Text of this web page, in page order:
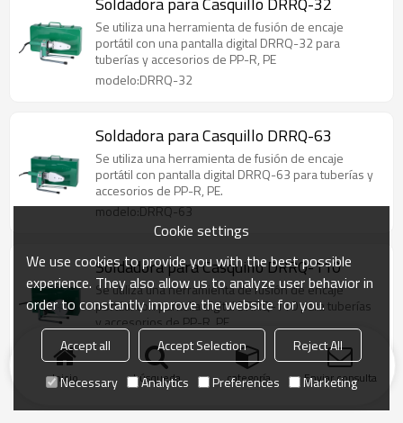
Se utiliza una herramienta de fusión de encaje
portátil con una pantalla digital DRRQ-32 para
tuberías y accesorios de PP-R, PE
modelo:DRRQ-32
Soldadora para Casquillo DRRQ-63
Se utiliza una herramienta de fusión de encaje
portátil con pantalla digital DRRQ-63 para tuberías y
accesorios de PP-R, PE.
modelo:DRRQ-63
Soldadora para Casquillo DRRQ-110
Se utiliza una herramienta de fusión de encaje
portátil con pantalla digital DRRQ-110 para tuberías
y accesorios de PP-R, PE.
modelo:DRRQ-110
Inicio búsqueda categoría Enviar consulta
Cookie settings
We use cookies to provide you with the best possible
experience. They also allow us to analyze user behavior in
order to constantly improve the website for you.
Accept all Accept Selection
Reject All
Necessary
Analytics Preferences Marketing